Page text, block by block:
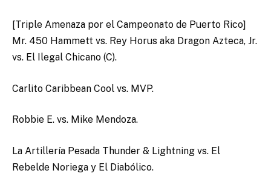
[Triple Amenaza por el Campeonato de Puerto Rico]
Mr. 450 Hammett vs. Rey Horus aka Dragon Azteca, Jr.
vs. El Ilegal Chicano (C).
Carlito Caribbean Cool vs. MVP.
Robbie E. vs. Mike Mendoza.
La Artillería Pesada Thunder & Lightning vs. El
Rebelde Noriega y El Diabólico.